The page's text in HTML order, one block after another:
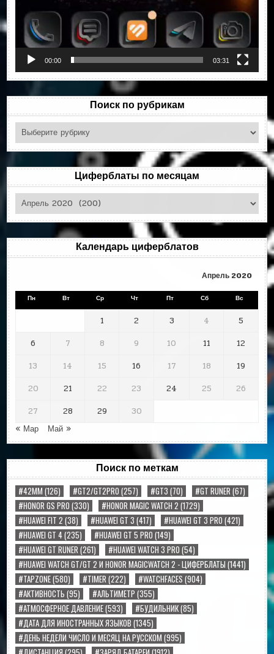
00:00 03:31
Поиск по рубрикам
Поиск
по
рубрикам
Циферблаты по месяцам
Циферблаты
по
месяцам
Календарь циферблатов
Апрель 2020
Пн Вт Ср Чт Пт Сб Вс
1 2 3 4
5
6
7 8 9 10 11
12
13
14 15 16 17 18
19
20
21 22 23 24 25
26
27
28 29
30
« Мар
Май »
Поиск по меткам
#42MM (126) #GT2/GT2PRO (257) #GT3 (70) #GT RUNER(67)
#HONOR GS PRO (330) #HONOR MAGIC WATCH 2 (1729)
#HUAWEI FIT 2 (38) #HUAWEI GT 3 (417) #HUAWEI GT 3 PRO (421)
#HUAWEI GT 4(235) #HUAWEI GT 5 PRO (149)
#HUAWEI GT RUNER(261) #HUAWEI WATCH 3 PRO (54)
#HUAWEI WATCH GT/GT 2 И HONOR MAGICWATCH 2 - ЦИФЕРБЛАТЫ (1441)
#TAPZONE(580) #TIMER(222) #WATCHFACES (904)
#АКТИВНОСТЬ (95) #АЛЬТИМЕТР (355)
#АТМОСФЕРНОЕ ДАВЛЕНИЕ(593) #БУДИЛЬНИК(85)
#ДАТА ДЛЯ ИНОСТРАННЫХ ЯЗЫКОВ (1345)
#ДЕНЬ НЕДЕЛИ ЧИСЛО И МЕСЯЦ НА РУССКОМ (995)